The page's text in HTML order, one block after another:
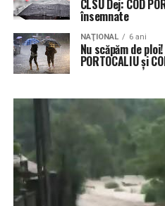
CLSU Dej: COD
însemnate
NAŢIONAL 6 ani
Nu scăpăm de
PORTOCALIU și